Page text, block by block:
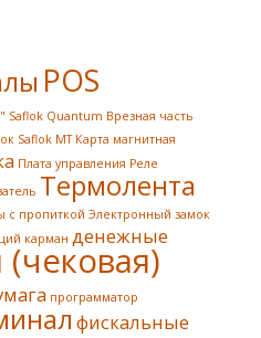
POS
Saflok Quantum Врезная часть
Saflok MT Карта магнитная
Плата управления Реле
Термолента
с пропиткой Электронный замок
карман денежные
(чековая)
программатор
фискальные